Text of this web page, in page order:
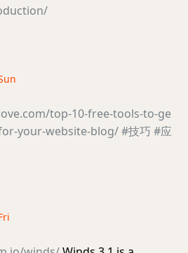
top-10-free-tools-to-ge
your-website-blog/#技巧 #应